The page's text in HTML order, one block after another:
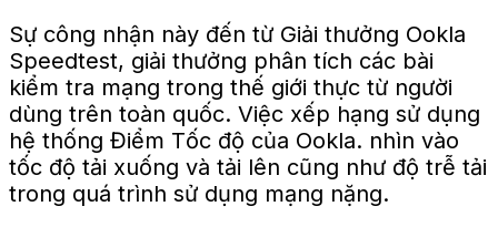
Sự công nhận này đến từ Giải thưởng Ookla
Speedtest, giải thưởng phân tích các bài
kiểm tra mạng trong thế giới thực từ người
dùng trên toàn quốc. Việc xếp hạng sử dụng
hệ thống Điểm Tốc độ của Ookla. nhìn vào
tốc độ tải xuống và tải lên cũng như độ trễ tải
trong quá trình sử dụng mạng nặng.